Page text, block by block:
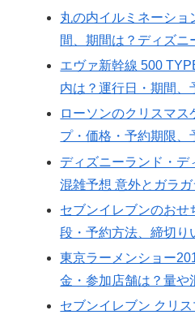
丸の内イルミネーシ
間、期間は？ディズニ
エヴァ新幹線 500
内は？運行日・期間、
ローソンのクリスマス
プ・価格・予約期限、
ディズニーランド・
混雑予想 意外とガラガ
セブンイレブンのおせ
段・予約方法、締切り
東京ラーメンショー
金・参加店舗は？量や
セブンイレブン クリ